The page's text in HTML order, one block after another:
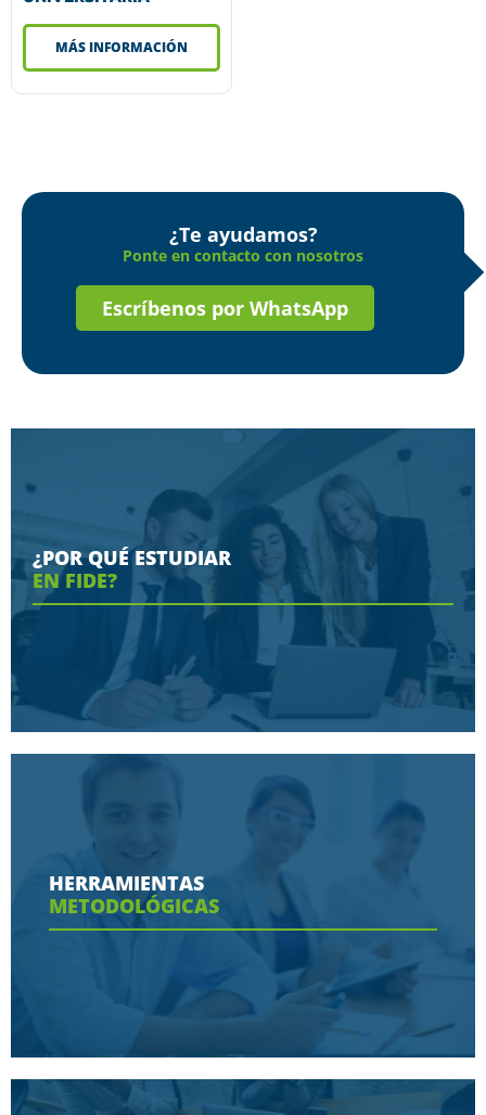
MÁS INFORMACIÓN
¿Te ayudamos?
Ponte en contacto con nosotros
Escríbenos por WhatsApp
¿POR QUÉ ESTUDIAR
EN FIDE?
Conoce aquí las razones porque nos eligen
Ver más
HERRAMIENTAS
METODOLÓGICAS